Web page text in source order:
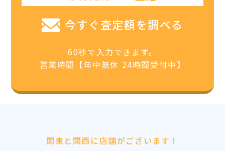
今すぐ査定額を調べる
60秒で入力できます。
営業時間【年中無休 24時間受付中】
関東と関西に店舗がございます！